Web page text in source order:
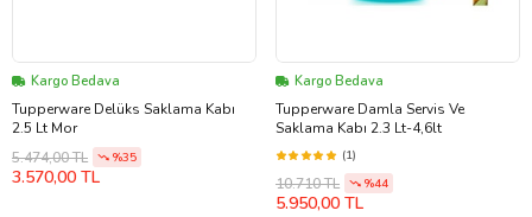
Kargo Bedava
Tupperware Delüks Saklama Kabı
2.5 Lt Mor
5.474,00 TL
%35
3.570,00 TL
Kargo Bedava
Tupperware Damla Servis Ve
Saklama Kabı 2.3 Lt-4,6lt
(1)
10.710 TL %44
5.950,00 TL